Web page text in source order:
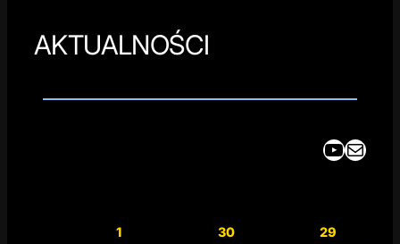
AKTUALNOŚCI
YouTube Mail
1
30
29